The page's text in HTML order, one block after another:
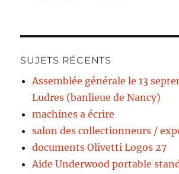
SUJETS RÉCENTS
Assemblée générale le 13
Ludres (banlieue de Nancy)
machines a écrire
salon des collectionneurs /
documents Olivetti Logos 27
Aide Underwood portable